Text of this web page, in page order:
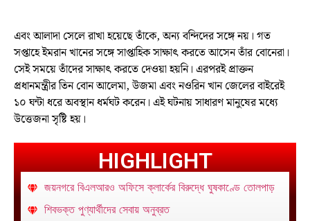
এবং আলাদা সেলে রাখা হয়েছে তাঁকে, অন্য বন্দিদের সঙ্গে নয়। গত
সপ্তাহে ইমরান খানের সঙ্গে সাপ্তাহিক সাক্ষাৎ করতে আসেন তাঁর বোনেরা।
সেই সময়ে তাঁদের সাক্ষাৎ করতে দেওয়া হয়নি। এরপরই প্রাক্তন
প্রধানমন্ত্রীর তিন বোন আলেমা, উজমা এবং নওরিন খান জেলের বাইরেই
১০ ঘন্টা ধরে অবস্থান ধর্মঘট করেন। এই ঘটনায় সাধারণ মানুষের মধ্যে
উত্তেজনা সৃষ্টি হয়।
HIGHLIGHT
জয়নগরে বিএলআরও অফিসে ক্লার্কের বিরুদ্ধে ঘুষকাণ্ডে তোলপাড়
শিবভক্ত পুণ্যার্থীদের সেবায় অনুব্রত